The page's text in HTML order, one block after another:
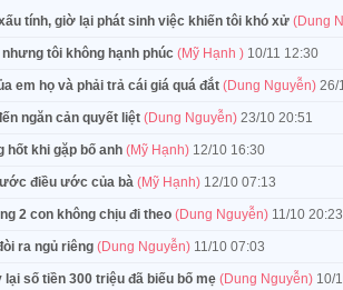
tính, giờ lại phát sinh việc khiến tôi khó xử (Dung
tôi không hạnh phúc (Mỹ Hạnh ) 10/11 12:30
em họ và phải trả cái giá quá đắt (Dung Nguyễn) 26/
ngăn cản quyết liệt (Dung Nguyễn) 23/10 20:51
hốt khi gặp bố anh (Mỹ Hạnh) 12/10 16:30
điều ước của bà (Mỹ Hạnh) 12/10 07:13
2 con không chịu đi theo (Dung Nguyễn) 11/10 20:23
ra ngủ riêng (Dung Nguyễn) 11/10 07:03
số tiền 300 triệu đã biếu bố mẹ (Dung Nguyễn) 10/